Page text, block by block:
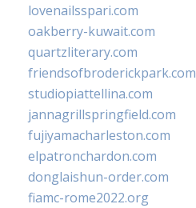
lovenailsspari.com
oakberry-kuwait.com
quartzliterary.com
friendsofbroderickpark.com
studiopiattellina.com
jannagrillspringfield.com
fujiyamacharleston.com
elpatronchardon.com
donglaishun-order.com
fiamc-rome2022.org